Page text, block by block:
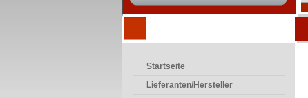
Startseite
Lieferanten/Hersteller